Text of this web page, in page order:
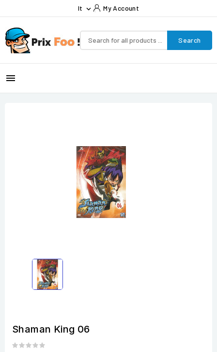
It  My Account
Search

Shaman King 06